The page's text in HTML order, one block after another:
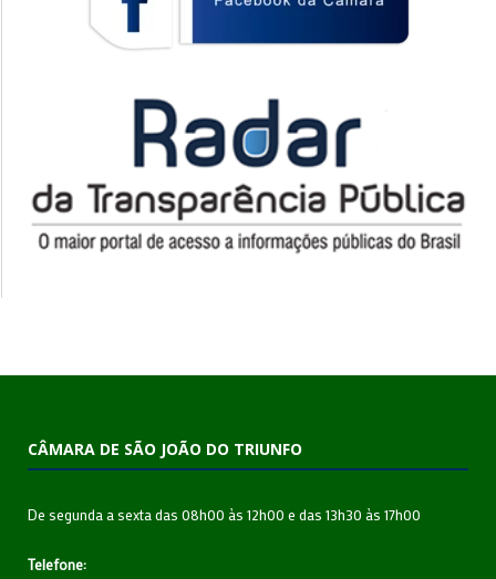
CÂMARA DE SÃO JOÃO DO TRIUNFO
De segunda a sexta das 08h00 às 12h00 e das 13h30 às 17h00
Telefone: